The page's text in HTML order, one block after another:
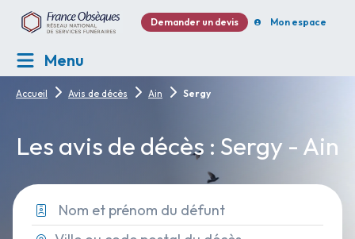
Demander un devis Mon espace
Menu
Accueil Avis de décès Ain Sergy
Les avis de décès : Sergy - Ain